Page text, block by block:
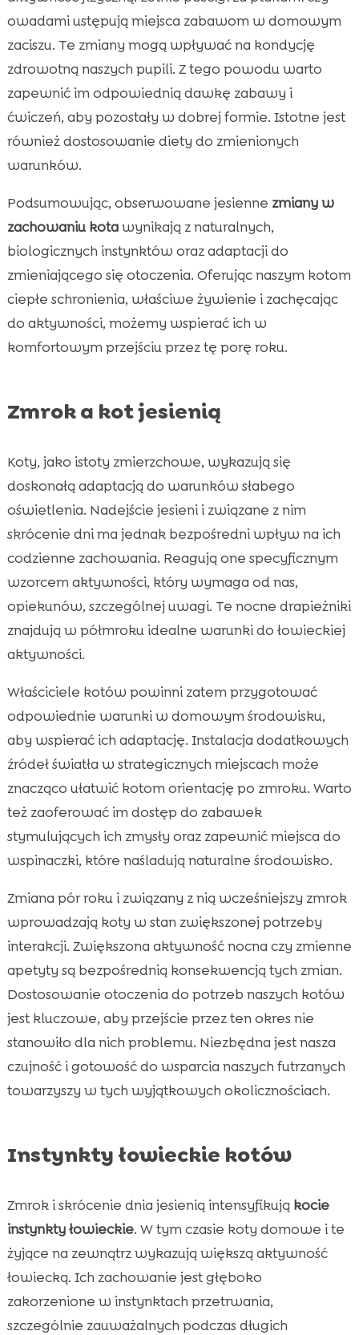
owadami ustępują miejsca zabawom w domowym
zaciszu. Te zmiany mogą wpływać na kondycję
zdrowotną naszych pupili. Z tego powodu warto
zapewnić im odpowiednią dawkę zabawy i
ćwiczeń, aby pozostały w dobrej formie. Istotne jest
również dostosowanie diety do zmienionych
warunków.
Podsumowując, obserwowane jesienne zmiany w
zachowaniu kotawynikają z naturalnych,
biologicznych instynktów oraz adaptacji do
zmieniającego się otoczenia. Oferując naszym kotom
ciepłe schronienia, właściwe żywienie i zachęcając
do aktywności, możemy wspierać ich w
komfortowym przejściu przez tę porę roku.
Zmrok a kot jesienią
Koty, jako istoty zmierzchowe, wykazują się
doskonałą adaptacją do warunków słabego
oświetlenia. Nadejście jesieni i związane z nim
skrócenie dni ma jednak bezpośredni wpływ na ich
codzienne zachowania. Reagują one specyficznym
wzorcem aktywności, który wymaga od nas,
opiekunów, szczególnej uwagi. Te nocne drapieżniki
znajdują w półmroku idealne warunki do łowieckiej
aktywności.
Właściciele kotów powinni zatem przygotować
odpowiednie warunki w domowym środowisku,
aby wspierać ich adaptację. Instalacja dodatkowych
źródeł światła w strategicznych miejscach może
znacząco ułatwić kotom orientację po zmroku. Warto
też zaoferować im dostęp do zabawek
stymulujących ich zmysły oraz zapewnić miejsca do
wspinaczki, które naśladują naturalne środowisko.
Zmiana pór roku i związany z nią wcześniejszy zmrok
wprowadzają koty w stan zwiększonej potrzeby
interakcji. Zwiększona aktywność nocna czy zmienne
apetyty są bezpośrednią konsekwencją tych zmian.
Dostosowanie otoczenia do potrzeb naszych kotów
jest kluczowe, aby przejście przez ten okres nie
stanowiło dla nich problemu. Niezbędna jest nasza
czujność i gotowość do wsparcia naszych futrzanych
towarzyszy w tych wyjątkowych okolicznościach.
Instynkty łowieckie kotów
Zmrok i skrócenie dnia jesienią intensyfikują kocie
instynkty łowieckie. W tym czasie koty domowe i te
żyjące na zewnątrz wykazują większą aktywność
łowiecką. Ich zachowanie jest głęboko
zakorzenione w instynktach przetrwania,
szczególnie zauważalnych podczas długich